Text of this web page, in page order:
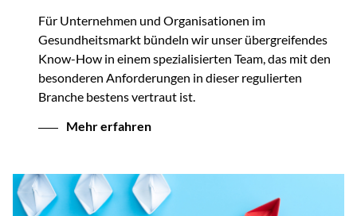
Für Unternehmen und Organisationen im
Gesundheitsmarkt bündeln wir unser übergreifendes
Know-How in einem spezialisierten Team, das mit den
besonderen Anforderungen in dieser regulierten
Branche bestens vertraut ist.
Mehr erfahren